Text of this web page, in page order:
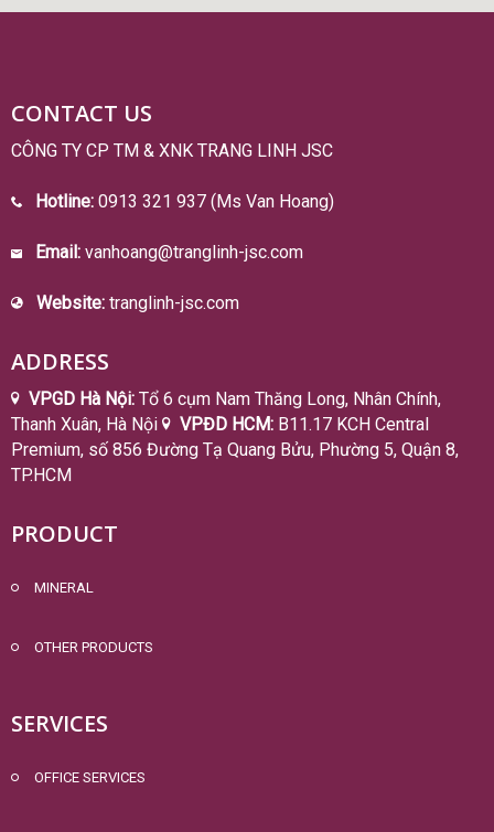
CONTACT US
CÔNG TY CP TM & XNK TRANG LINH JSC
Hotline: 0913 321 937 (Ms Van Hoang)
Email: vanhoang@tranglinh-jsc.com
Website: tranglinh-jsc.com
ADDRESS
VPGD Hà Nội: Tổ 6 cụm Nam Thăng Long, Nhân Chính,
Thanh Xuân, Hà Nội
VPĐD HCM: B11.17 KCH Central
Premium, số 856 Đường Tạ Quang Bửu, Phường 5, Quận 8,
TP.HCM
PRODUCT
MINERAL
OTHER PRODUCTS
SERVICES
OFFICE SERVICES